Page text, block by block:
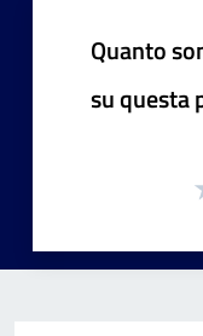
Quanto
su questa